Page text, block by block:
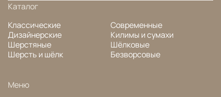
Каталог
Классические
Дизайнерские
Шерстяные
Шерсть и шёлк
Современные
Килимы и сумахи
Шёлковые
Безворсовые
Меню